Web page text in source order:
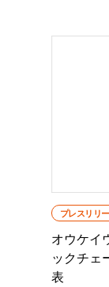
プレスリリ
オウケイ
ックチェ
表